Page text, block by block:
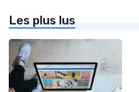
Les plus lus